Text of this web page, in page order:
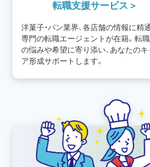
ベーカリー
工場 専門学生
アシェットデセール
資格
シェフ
フランス
オーブン担当
チョコ
身体のケア
歴史
転職支援サービス
洋菓子・パン業界、各店舗の情報に精
専門の転職エージェントが在籍。転
の悩みや希望に寄り添い、あなたのキ
ア形成サポートします。